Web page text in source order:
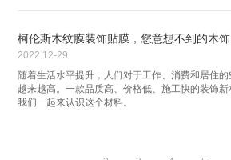
柯伦斯木纹膜装饰贴膜，您意想不到的木
2022 12-29
随着生活水平提升，人们对于工作、消费和居住
越来越高。一款品质高、价格低、施工快的装饰新
我们一起来认识这个材料。